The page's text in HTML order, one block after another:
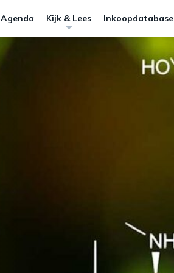
Agenda Kijk & Lees Inkoopdatabase